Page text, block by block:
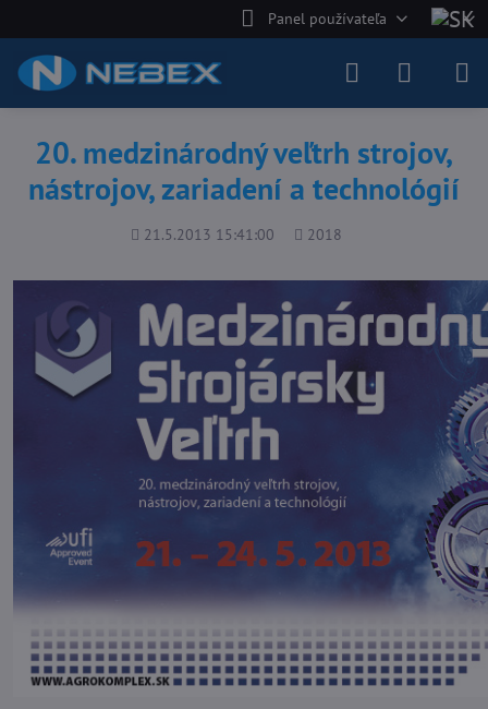
Panel používateľa
20. medzinárodný veľtrh strojov,
nástrojov, zariadení a technológií
Pridané
21.5.2013 15:41:00
Počet
2018